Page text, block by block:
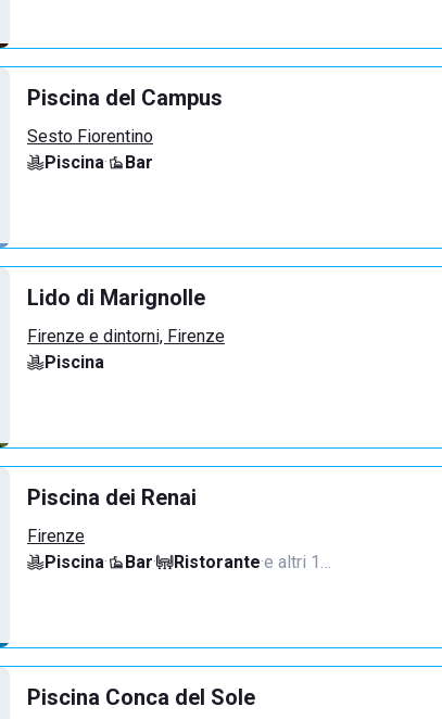
Piscina del Campus
Sesto Fiorentino
Piscina·
Bar
Lido di Marignolle
Firenze e dintorni, Firenze
Piscina
Piscina dei Renai
Firenze
Piscina· Bar· Ristorante·e altri 1…
Piscina Conca del Sole